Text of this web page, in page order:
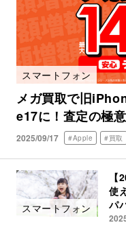
スマートフォン
メガ買取で旧
e17に！査定の極
2025/09/17 #Apple #買取
スマートフォン
使
パ